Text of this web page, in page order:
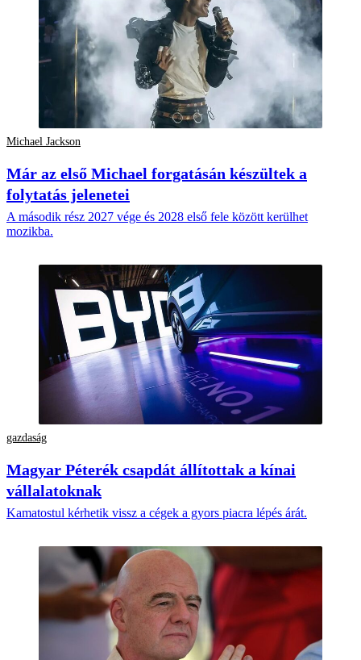
Michael Jackson
Már az első Michael forgatásán készültek a
folytatás jelenetei
A második rész 2027 vége és 2028 első fele között kerülhet
mozikba.
gazdaság
Magyar Péterék csapdát állítottak a kínai
vállalatoknak
Kamatostul kérhetik vissz a cégek a gyors piacra lépés árát.